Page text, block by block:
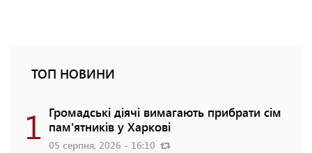
ТОП НОВИНИ
1 Громадські діячі вимагають прибрати сім
пам'ятників у Харкові
05 серпня, 2026 - 16:10